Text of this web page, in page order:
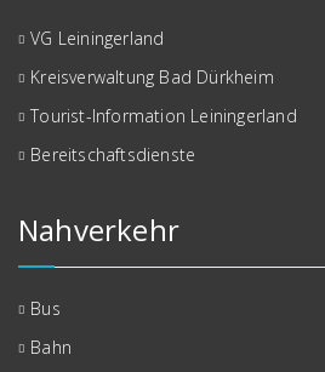
VG Leiningerland
Kreisverwaltung Bad Dürkheim
Tourist-Information Leiningerland
Bereitschaftsdienste
Nahverkehr
Bus
Bahn